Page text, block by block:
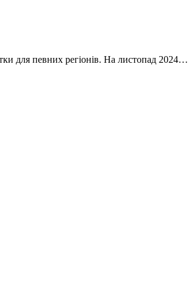
для певних регіонів. На листопад 2024…